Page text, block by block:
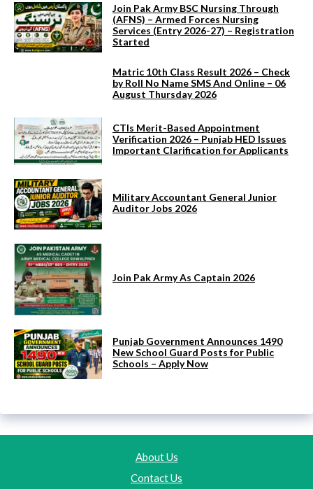
Join Pak Army BSC Nursing Through
(AFNS) – Armed Forces Nursing
Services (Entry 2026-27) – Registration
Started
Matric 10th Class Result 2026 – Check
by Roll No Name SMS And Online – 06
August Thursday 2026
CTIs Merit-Based Appointment
Verification 2026 – Punjab HED Issues
Important Clarification for Applicants
Military Accountant General Junior
Auditor Jobs 2026
Join Pak Army As Captain 2026
Punjab Government Announces 1490
New School Guard Posts for Public
Schools – Apply Now
About Us
Contact Us